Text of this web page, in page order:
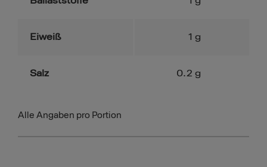
Eiweiß 1 g
Salz 0.2 g
Alle Angaben pro Portion